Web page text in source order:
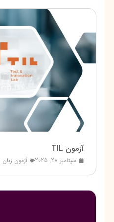
آزمون TIL
سپتامبر 28, 2025 آزمون زبان